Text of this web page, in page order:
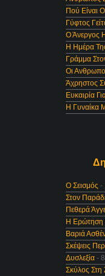
Πού Είναι
Γύφτος
Ο Άνεργος
Η Ημέρα
Γράμμα
Οι
Άχρηστος
Ευκαιρία
Η Γυναίκα
Ο Σεισμός -
Στον
Πεθερά
Η Ερώτηση
Βαριά
Σκέψεις
Δυσλεξία -
Σκύλος Στη